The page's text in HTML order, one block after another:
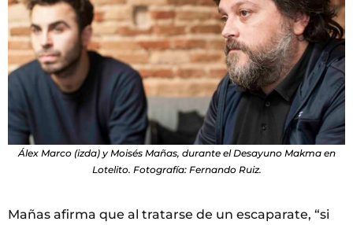
Álex Marco (izda) y Moisés Mañas, durante el Desayuno Makma en
Lotelito. Fotografía: Fernando Ruiz.
Mañas afirma que al tratarse de un escaparate, “si